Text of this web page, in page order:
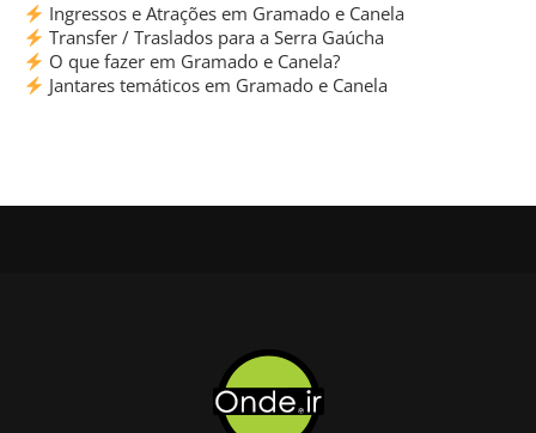
Ingressos e Atrações em Gramado e Canela
Transfer / Traslados para a Serra Gaúcha
O que fazer em Gramado e Canela?
Jantares temáticos em Gramado e Canela